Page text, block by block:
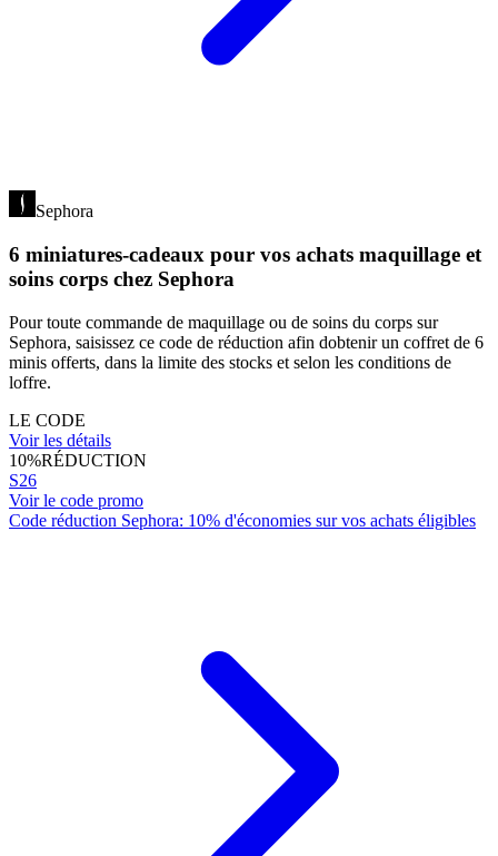
Sephora
6 miniatures-cadeaux pour vos achats maquillage et
soins corps chez Sephora
Pour toute commande de maquillage ou de soins du corps sur
Sephora, saisissez ce code de réduction afin dobtenir un coffret de 6
minis offerts, dans la limite des stocks et selon les conditions de
loffre.
LE CODE
Voir les détails
10%RÉDUCTION
S26
Voir le code promo
Code réduction Sephora: 10% d'économies sur vos achats éligibles